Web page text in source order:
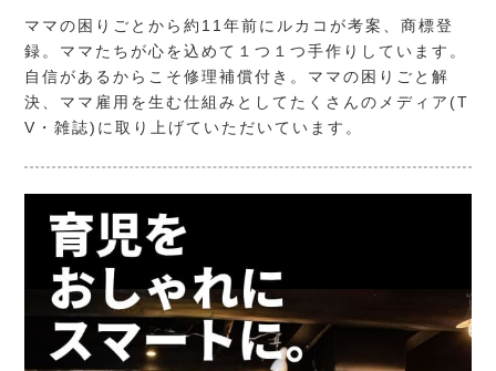
ママの困りごとから約11年前にルカコが考案、商標登
録。ママたちが心を込めて１つ１つ手作りしています。
自信があるからこそ修理補償付き。ママの困りごと解
決、ママ雇用を生む仕組みとしてたくさんのメディア(T
V・雑誌)に取り上げていただいています。